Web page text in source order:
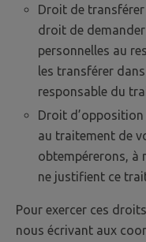
Droit de transférer
droit de
personnelles au
les transférer
responsable du
Droit
au traitement de
obtempérerons, à
ne justifient ce
Pour exercer ces
nous écrivant aux